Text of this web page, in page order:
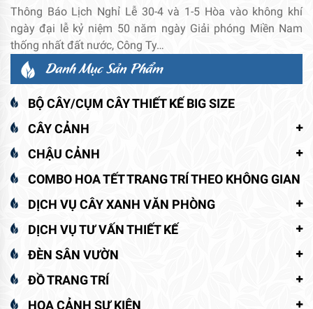
Thông Báo Lịch Nghỉ Lễ 30-4 và 1-5 Hòa vào không khí
ngày đại lễ kỷ niệm 50 năm ngày Giải phóng Miền Nam
thống nhất đất nước, Công Ty…
Danh Mục Sản Phẩm
BỘ CÂY/CỤM CÂY THIẾT KẾ BIG SIZE
CÂY CẢNH
CHẬU CẢNH
COMBO HOA TẾT TRANG TRÍ THEO KHÔNG GIAN
DỊCH VỤ CÂY XANH VĂN PHÒNG
DỊCH VỤ TƯ VẤN THIẾT KẾ
ĐÈN SÂN VƯỜN
ĐỒ TRANG TRÍ
HOA CẢNH SỰ KIỆN